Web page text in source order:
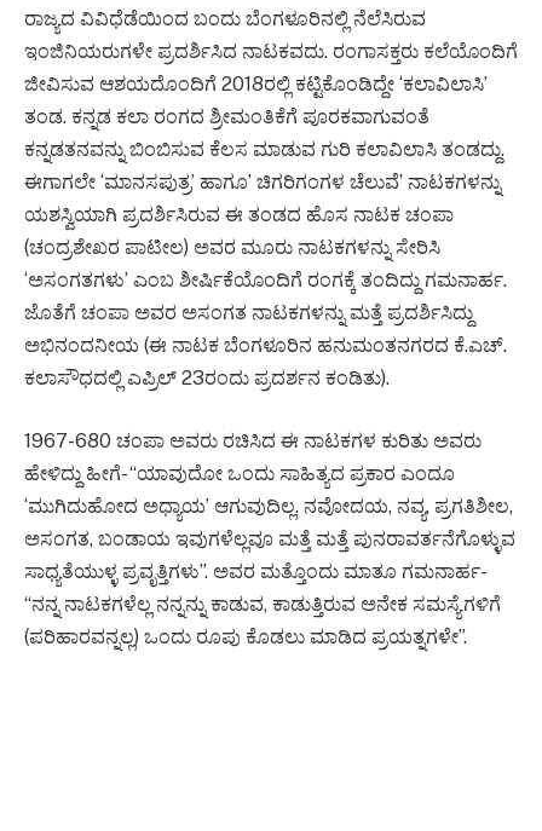
ರಾಜ್ಯದ ವಿವಿಧೆಡೆಯಿಂದ ಬಂದು ಬೆಂಗಳೂರಿನಲ್ಲಿ ನೆಲೆಸಿರುವ
ಇಂಜಿನಿಯರುಗಳೇ ಪ್ರದರ್ಶಿಸಿದ ನಾಟಕವದು. ರಂಗಾಸಕ್ತರು ಕಲೆಯೊಂದಿಗೆ
ಜೀವಿಸುವ ಆಶಯದೊಂದಿಗೆ 2018ರಲ್ಲಿ ಕಟ್ಟಿಕೊಂಡಿದ್ದೇ ‘ಕಲಾವಿಲಾಸಿ’
ತಂಡ. ಕನ್ನಡ ಕಲಾ ರಂಗದ ಶ್ರೀಮಂತಿಕೆಗೆ ಪೂರಕವಾಗುವಂತೆ
ಕನ್ನಡತನವನ್ನು ಬಿಂಬಿಸುವ ಕೆಲಸ ಮಾಡುವ ಗುರಿ ಕಲಾವಿಲಾಸಿ ತಂಡದ್ದು.
ಈಗಾಗಲೇ ‘ಮಾನಸಪುತ್ರ’ ಹಾಗೂ’ ಚಿಗರಿಗಂಗಳ ಚೆಲುವೆ’ ನಾಟಕಗಳನ್ನು
ಯಶಸ್ವಿಯಾಗಿ ಪ್ರದರ್ಶಿಸಿರುವ ಈ ತಂಡದ ಹೊಸ ನಾಟಕ ಚಂಪಾ
(ಚಂದ್ರಶೇಖರ ಪಾಟೀಲ) ಅವರ ಮೂರು ನಾಟಕಗಳನ್ನು ಸೇರಿಸಿ
‘ಅಸಂಗತಗಳು’ ಎಂಬ ಶೀರ್ಷಿಕೆಯೊಂದಿಗೆ ರಂಗಕ್ಕೆ ತಂದಿದ್ದು ಗಮನಾರ್ಹ.
ಜೊತೆಗೆ ಚಂಪಾ ಅವರ ಅಸಂಗತ ನಾಟಕಗಳನ್ನು ಮತ್ತೆ ಪ್ರದರ್ಶಿಸಿದ್ದು
ಅಭಿನಂದನೀಯ (ಈ ನಾಟಕ ಬೆಂಗಳೂರಿನ ಹನುಮಂತನಗರದ ಕೆ.ಎಚ್‌.
ಕಲಾಸೌಧದಲ್ಲಿ ಎಪ್ರಿಲ್ 23ರಂದು ಪ್ರದರ್ಶನ ಕಂಡಿತು).
1967-680 ಚಂಪಾ ಅವರು ರಚಿಸಿದ ಈ ನಾಟಕಗಳ ಕುರಿತು ಅವರು
ಹೇಳಿದ್ದು ಹೀಗೆ- “ಯಾವುದೋ ಒಂದು ಸಾಹಿತ್ಯದ ಪ್ರಕಾರ ಎಂದೂ
‘ಮುಗಿದುಹೋದ ಅಧ್ಯಾಯ’ ಆಗುವುದಿಲ್ಲ. ನವೋದಯ, ನವ್ಯ, ಪ್ರಗತಿಶೀಲ,
ಅಸಂಗತ, ಬಂಡಾಯ ಇವುಗಳೆಲ್ಲವೂ ಮತ್ತೆ ಮತ್ತೆ ಪುನರಾವರ್ತನೆಗೊಳ್ಳುವ
ಸಾಧ್ಯತೆಯುಳ್ಳ ಪ್ರವೃತ್ತಿಗಳು”. ಅವರ ಮತ್ತೊಂದು ಮಾತೂ ಗಮನಾರ್ಹ-
“ನನ್ನ ನಾಟಕಗಳೆಲ್ಲ ನನ್ನನ್ನು ಕಾಡುವ, ಕಾಡುತ್ತಿರುವ ಅನೇಕ ಸಮಸ್ಯೆಗಳಿಗೆ
(ಪರಿಹಾರವನ್ನಲ್ಲ) ಒಂದು ರೂಪು ಕೊಡಲು ಮಾಡಿದ ಪ್ರಯತ್ನಗಳೇ”.